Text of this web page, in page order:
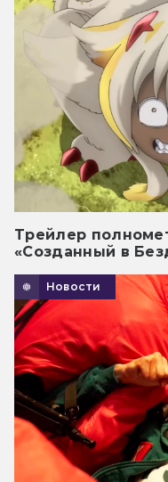
Трейлер
«Созданный в
Новости